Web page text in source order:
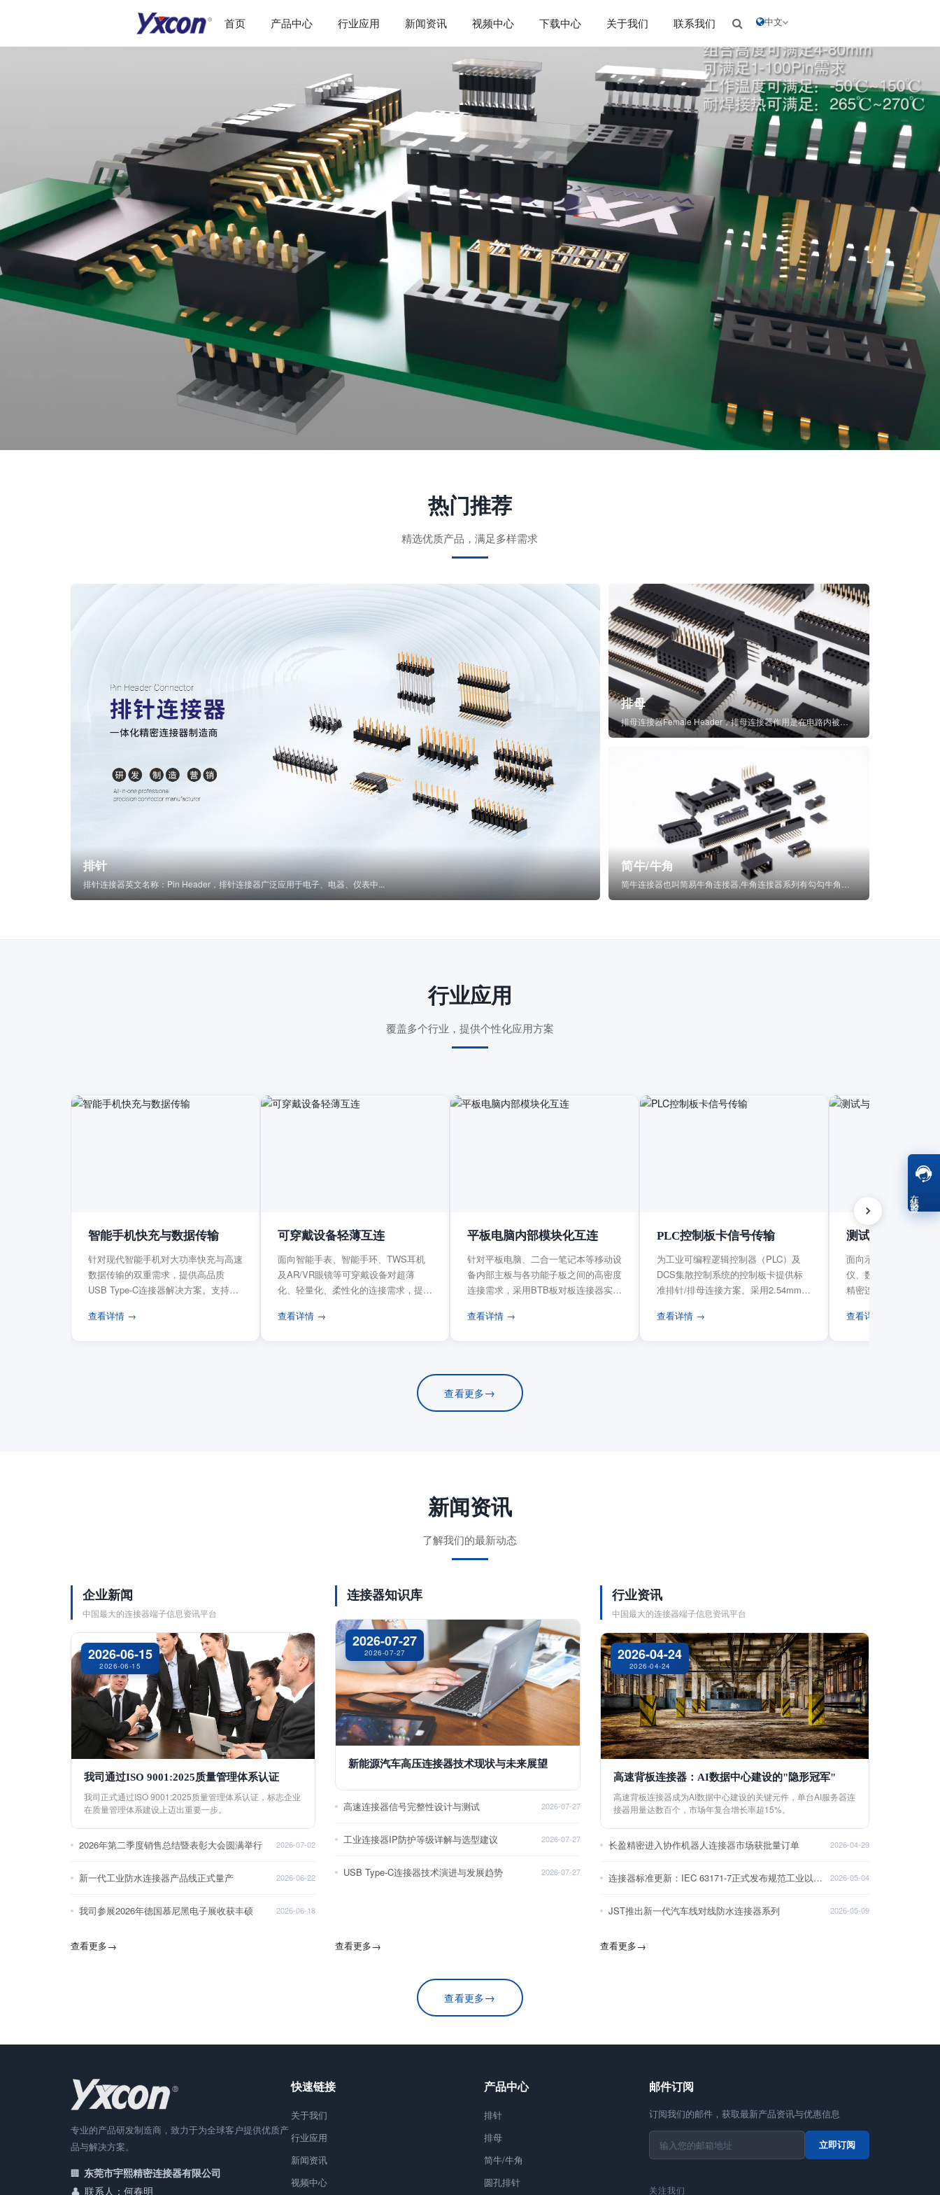
首页 产品中心 行业应用 新闻资讯 视频中心 下载中心 关于我们 联系我们 中文
热门推荐
精选优质产品，满足多样需求
排针
排针连接器英文名称：Pin Header，排针连接器广泛应用于电子、电器、仪表中...
排母
排母连接器Female Header，排母连接器作用是在电路内被阻断处或孤立不通...
简牛/牛角
行业应用
覆盖多个行业，提供个性化应用方案
智能手机快充与数据传输
针对现代智能手机对大功率快充与高速
数据传输的双重需求，提供高品质
USB Type-C连接器解决方案。支持
查看详情 →
可穿戴设备轻薄互连
面向智能手表、智能手环、TWS耳机
及AR/VR眼镜等可穿戴设备对超薄
化、轻量化、柔性化的连接需求，提供
查看详情 →
平板电脑内部模块化互连
针对平板电脑、二合一笔记本等移动设
备内部主板与各功能子板之间的高密度
连接需求，采用BTB板对板连接器实现
查看详情 →
PLC控制板卡信号传输
为工业可编程逻辑控制器（PLC）及
DCS集散控制系统的控制板卡提供标
准排针/排母连接方案。采用2.54mm标
查看详情 →
测试与测量设备
面向示波器、信号发
仪、数据采集卡等电
精密连接需求，提供
查看详情 →
查看更多→
新闻资讯
了解我们的最新动态
企业新闻
中国最大的连接器端子信息资讯平台
2026-06-15
2026-06-15
我司通过ISO 9001:2025质量管理体系认证
我司正式通过ISO 9001:2025质量管理体系认证，标志企业
在质量管理体系建设上迈出重要一步。
2026年第二季度销售总结暨表彰大会圆满举行 2026-07-02
新一代工业防水连接器产品线正式量产 2026-06-22
我司参展2026年德国慕尼黑电子展收获丰硕 2026-06-18
查看更多→
连接器知识库
2026-07-27
2026-07-27
新能源汽车高压连接器技术现状与未来展望
高速连接器信号完整性设计与测试 2026-07-27
工业连接器IP防护等级详解与选型建议 2026-07-27
USB Type-C连接器技术演进与发展趋势 2026-07-27
查看更多→
行业资讯
中国最大的连接器端子信息资讯平台
2026-04-24
2026-04-24
高速背板连接器：AI数据中心建设的"隐形冠军"
高速背板连接器成为AI数据中心建设的关键元件，单台AI服务器连
接器用量达数百个，市场年复合增长率超15%。
长盈精密进入协作机器人连接器市场获批量订单 2026-04-29
连接器标准更新：IEC 63171-7正式发布规范工业以太网接口 2026-05-04
JST推出新一代汽车线对线防水连接器系列 2026-05-09
查看更多→
查看更多→
专业的产品研发制造商，致力于为全球客户提供优质产
品与解决方案。
东莞市宇熙精密连接器有限公司
联系人：何春明
快速链接
关于我们
行业应用
新闻资讯
视频中心
产品中心
排针
排母
简牛/牛角
圆孔排针
邮件订阅
订阅我们的邮件，获取最新产品资讯与优惠信息
立即订阅
关注我们
在线客服